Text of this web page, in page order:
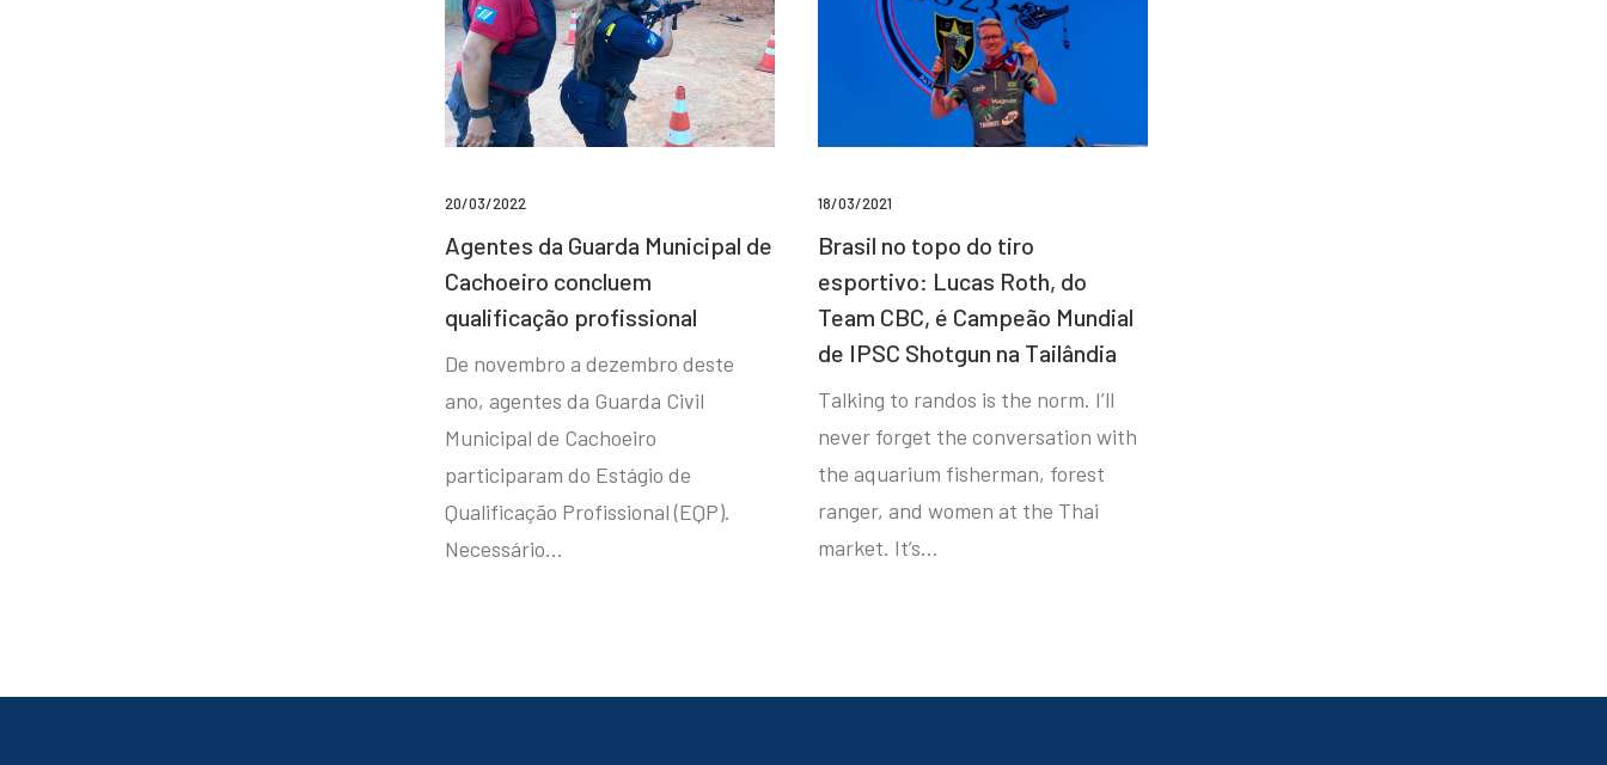
20/03/2022
Agentes da Guarda Municipal de
Cachoeiro concluem
qualificação profissional
De novembro a dezembro deste
ano, agentes da Guarda Civil
Municipal de Cachoeiro
participaram do Estágio de
Qualificação Profissional (EQP).
Necessário…
18/03/2021
Brasil no topo do tiro
esportivo: Lucas Roth, do
Team CBC, é Campeão Mundial
de IPSC Shotgun na Tailândia
Talking to randos is the norm. I’ll
never forget the conversation with
the aquarium fisherman, forest
ranger, and women at the Thai
market. It’s…